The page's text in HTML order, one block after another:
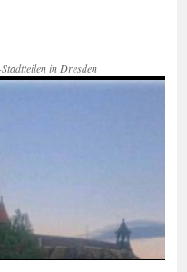
in Dresden